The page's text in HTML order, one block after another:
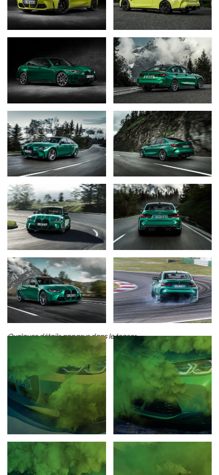
Quelques détails apparus dans le teaser